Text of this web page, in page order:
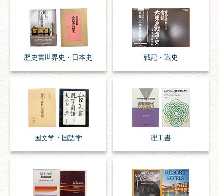
歴史書世界史・ 日本史 戦記・戦史
国文学・ 国語学 理工書